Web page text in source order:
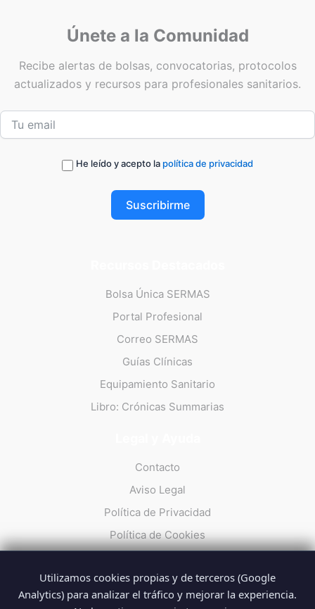
Únete a la Comunidad
Recibe alertas de bolsas, convocatorias, protocolos
actualizados y recursos para profesionales sanitarios.
He leído y acepto la política de privacidad
Suscribirme
Bolsa Única SERMAS
Portal Profesional
Correo SERMAS
Guías Clínicas
Equipamiento Sanitario
Libro: Crónicas Summarias
Contacto
Aviso Legal
Política de Privacidad
Política de Cookies
Utilizamos cookies propias y de terceros (Google
Analytics) para analizar el tráfico y mejorar la experiencia.